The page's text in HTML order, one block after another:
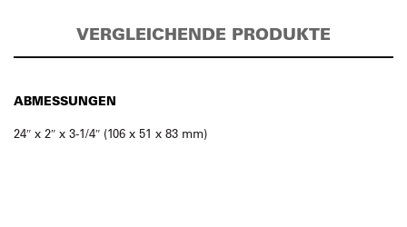
VERGLEICHENDE PRODUKTE
ABMESSUNGEN
24″ x 2″ x 3-1/4″ (106 x 51 x 83 mm)